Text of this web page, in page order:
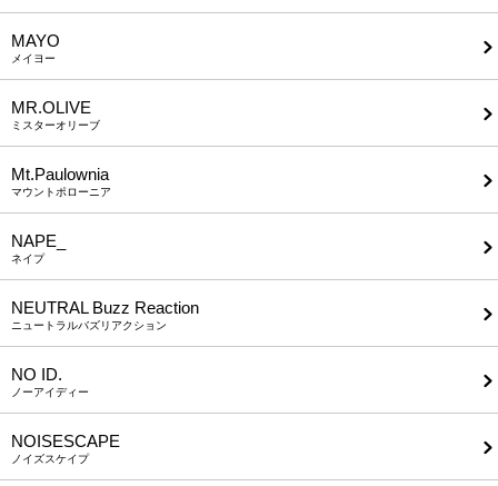
MAYO
メイヨー
MR.OLIVE
ミスターオリーブ
Mt.Paulownia
マウントポローニア
NAPE_
ネイプ
NEUTRAL Buzz Reaction
ニュートラルバズリアクション
NO ID.
ノーアイディー
NOISESCAPE
ノイズスケイプ